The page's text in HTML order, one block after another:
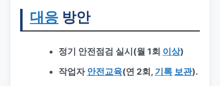
대응 방안
정기 안전점검 실시(월 1회 이상)
작업자안전교육(연 2회, 기록 보관).